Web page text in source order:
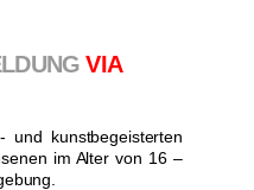
VIA
und kunstbegeisterten
im Alter von 16 –